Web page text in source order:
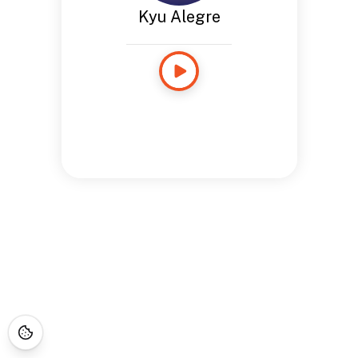
Kyu Alegre